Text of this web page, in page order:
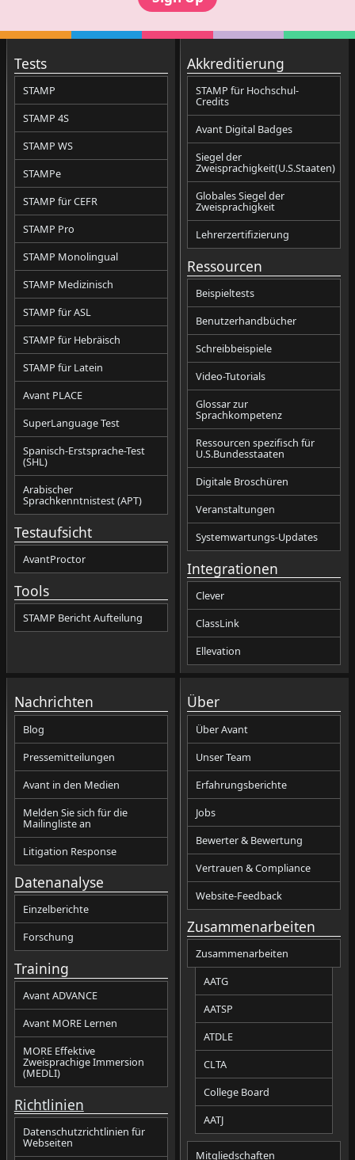
Tests
STAMP
STAMP 4S
STAMP WS
STAMPe
STAMP für CEFR
STAMP Pro
STAMP Monolingual
STAMP Medizinisch
STAMP für ASL
STAMP für Hebräisch
STAMP für Latein
Avant PLACE
SuperLanguage Test
Spanisch-Erstsprache-Test
(SHL)
Arabischer
Sprachkenntnistest (APT)
Testaufsicht
AvantProctor
Tools
STAMP Bericht Aufteilung
Akkreditierung
STAMP für Hochschul-
Credits
Avant Digital Badges
Siegel der
Zweisprachigkeit(U.S.Staaten)
Globales Siegel der
Zweisprachigkeit
Lehrerzertifizierung
Ressourcen
Beispieltests
Benutzerhandbücher
Schreibbeispiele
Video-Tutorials
Glossar zur
Sprachkompetenz
Ressourcen spezifisch für
U.S.Bundesstaaten
Digitale Broschüren
Veranstaltungen
Systemwartungs-Updates
Integrationen
Clever
ClassLink
Ellevation
Nachrichten
Blog
Pressemitteilungen
Avant in den Medien
Melden Sie sich für die
Mailingliste an
Litigation Response
Datenanalyse
Einzelberichte
Forschung
Training
Avant ADVANCE
Avant MORE Lernen
MORE Effektive
Zweisprachige Immersion
(MEDLI)
Richtlinien
Datenschutzrichtlinien für
Webseiten
Über
Über Avant
Unser Team
Erfahrungsberichte
Jobs
Bewerter & Bewertung
Vertrauen & Compliance
Website-Feedback
Zusammenarbeiten
Zusammenarbeiten
AATG
AATSP
ATDLE
CLTA
College Board
AATJ
Mitgliedschaften